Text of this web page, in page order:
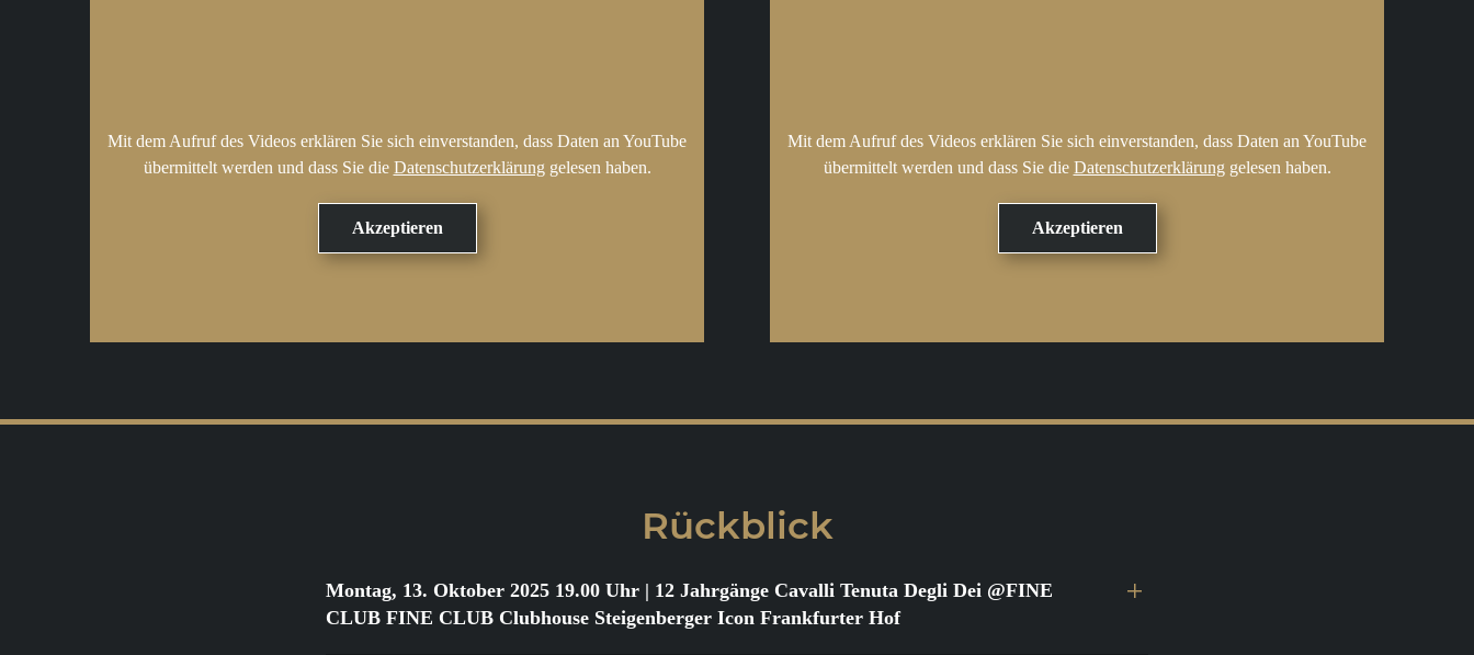
Mit dem Aufruf des Videos erklären Sie sich einverstanden, dass Daten an YouTube
übermittelt werden und dass Sie die Datenschutzerklärung gelesen haben.
Mit dem Aufruf des Videos erklären Sie sich einverstanden, dass Daten an YouTube
übermittelt werden und dass Sie die Datenschutzerklärung gelesen haben.
Rückblick
Montag, 13. Oktober 2025 19.00 Uhr | 12 Jahrgänge Cavalli Tenuta Degli Dei @FINE
CLUB FINE CLUB Clubhouse Steigenberger Icon Frankfurter Hof